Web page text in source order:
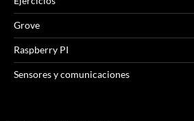
Grove
Raspberry PI
Sensores y comunicaciones